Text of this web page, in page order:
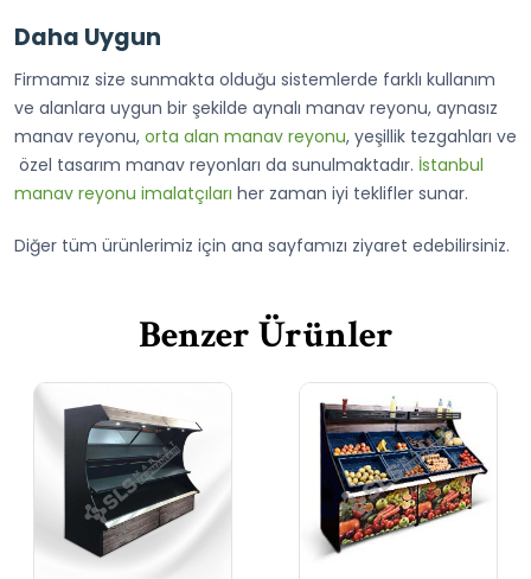
Daha Uygun
Firmamız size sunmakta olduğu sistemlerde farklı kullanım
ve alanlara uygun bir şekilde aynalı manav reyonu, aynasız
manav reyonu, orta alan manav reyonu, yeşillik tezgahları ve
özel tasarım manav reyonları da sunulmaktadır. İstanbul
manav reyonu imalatçıları her zaman iyi teklifler sunar.
Diğer tüm ürünlerimiz için ana sayfamızı ziyaret edebilirsiniz.
Benzer Ürünler